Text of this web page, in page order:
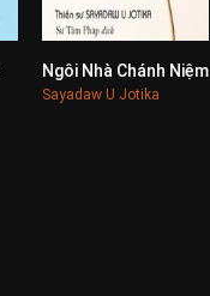
0
Ngôi Nhà Chánh Niệm
Sayadaw U Jotika